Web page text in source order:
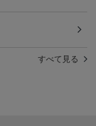
すべて見る